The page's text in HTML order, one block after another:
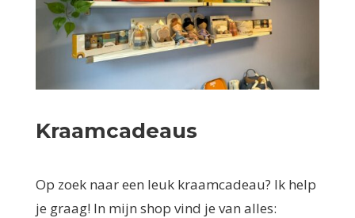
Kraamcadeaus
Op zoek naar een leuk kraamcadeau? Ik help
je graag! In mijn shop vind je van alles: